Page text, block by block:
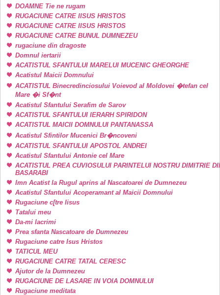
DOAMNE Tie ne rugam
RUGACIUNE CATRE IISUS HRISTOS
RUGACIUNE CATRE IISUS HRISTOS
RUGACIUNE CATRE BUNUL DUMNEZEU
rugaciune din dragoste
Domnul iertarii
ACATISTUL SFANTULUI MARELUI MUCENIC GHEORGHE
Acatistul Maicii Domnului
ACATISTUL Binecredinciosului Voievod al Moldovei �tefan cel
Mare �i Sf�nt
Acatistul Sfantului Serafim de Sarov
ACATISTUL SFANTULUI IERARH SPIRIDON
ACATISTUL MAICII DOMNULUI PANTANASSA
Acatistul Sfintilor Mucenici Br�ncoveni
ACATISTUL SFANTULUI APOSTOL ANDREI
Acatistul Sfantului Antonie cel Mare
ACATISTUL PREA CUVIOSULUI PARINTELUI NOSTRU DIMITRIE
BASARABI
Imn Acatist la Rugul aprins al Nascatoarei de Dumnezeu
Acatistul Sfantului Acoperamant al Maicii Domnului
Rugaciune c[tre Iisus
Tatalui meu
Da-mi lacrimi
Prea sfanta Nascatoare de Dumnezeu
Rugaciune catre Isus Hristos
TATICUL MEU
RUGACIUNE CATRE TATAL CERESC
Ajutor de la Dumnezeu
RUGACIUNE DE LASARE IN VOIA DOMNULUI
Rugaciune meditata